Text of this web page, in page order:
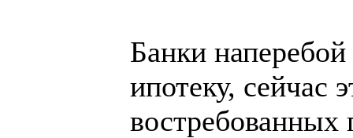
Банки
ипотеку, сейчас
востребованных